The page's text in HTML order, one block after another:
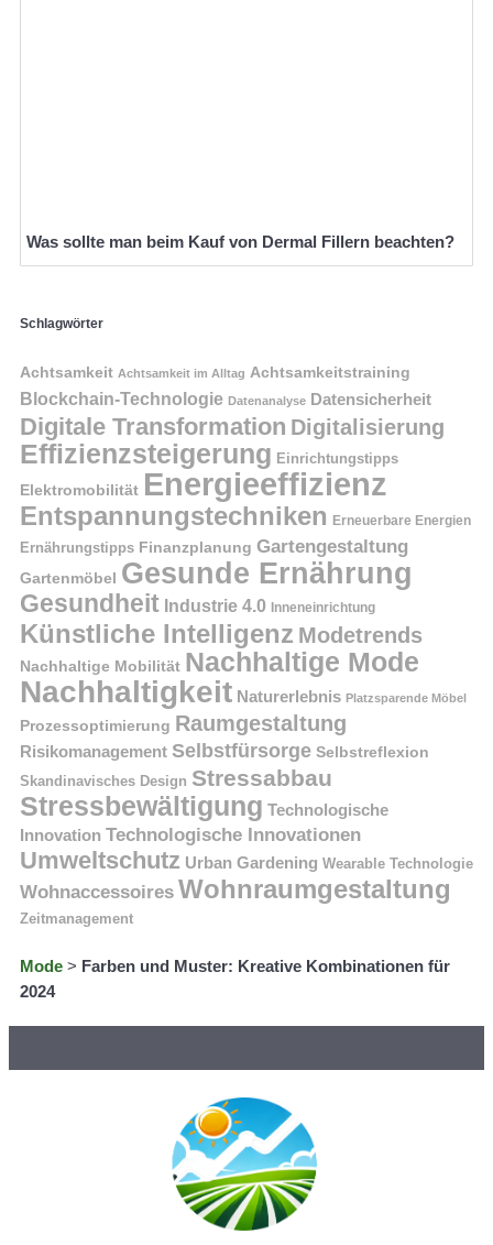
Was sollte man beim Kauf von Dermal Fillern beachten?
Schlagwörter
Achtsamkeit Achtsamkeit im Alltag Achtsamkeitstraining
Blockchain-Technologie Datenanalyse Datensicherheit
Digitale Transformation Digitalisierung
Effizienzsteigerung Einrichtungstipps
Elektromobilität Energieeffizienz
Entspannungstechniken Erneuerbare Energien
Ernährungstipps Finanzplanung Gartengestaltung
Gartenmöbel Gesunde Ernährung
Gesundheit Industrie 4.0 Inneneinrichtung
Künstliche Intelligenz Modetrends
Nachhaltige Mobilität Nachhaltige Mode
Nachhaltigkeit Naturerlebnis Platzsparende Möbel
Prozessoptimierung Raumgestaltung
Risikomanagement Selbstfürsorge Selbstreflexion
Skandinavisches Design Stressabbau
Stressbewältigung Technologische
Innovation Technologische Innovationen
Umweltschutz Urban Gardening Wearable Technologie
Wohnaccessoires Wohnraumgestaltung
Zeitmanagement
Mode > Farben und Muster: Kreative Kombinationen für
2024